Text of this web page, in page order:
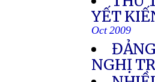
YẾT
Oct 2009
NGHỊ